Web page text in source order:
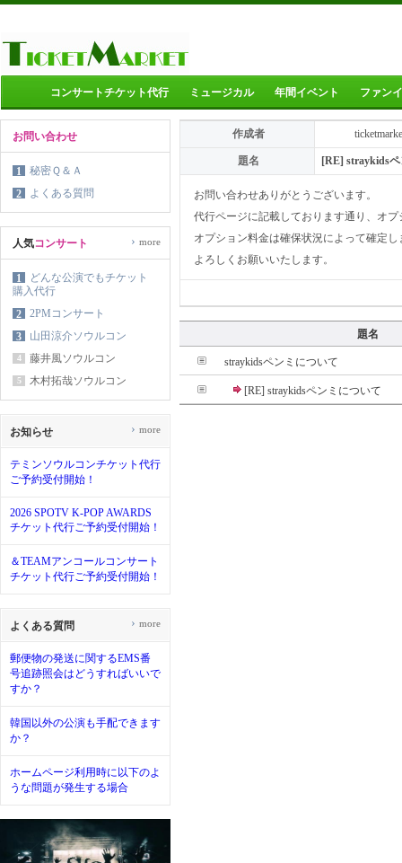
コンサートチケット代行 ミュージカル 年間イベント ファン
お問い合わせ
1
秘密Ｑ＆Ａ
2
よくある質問
人気コンサート
1
どんな公演でもチケット
購入代行
2
2PMコンサート
3
山田涼介ソウルコン
4 藤井風ソウルコン
5 木村拓哉ソウルコン
› more
お知らせ
テミンソウルコンチケット代行
ご予約受付開始！
2026 SPOTV K-POP AWARDS
チケット代行ご予約受付開始！
＆TEAMアンコールコンサート
チケット代行ご予約受付開始！
› more
よくある質問
郵便物の発送に関するEMS番
号追跡照会はどうすればいいで
すか？
韓国以外の公演も手配できます
か？
ホームページ利用時に以下のよ
うな問題が発生する場合
› more
作成者
題名 [RE] straykids
お問い合わせありがとうございます。
代行ページに記載しております通り、オ
オプション料金は確保状況によって確定
よろしくお願いいたします。
題名
straykidsペンミについて
[RE] straykidsペンミについて